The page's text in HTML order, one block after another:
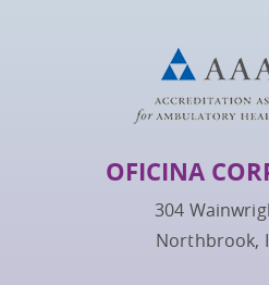
OFICINA
304
Northbrook,